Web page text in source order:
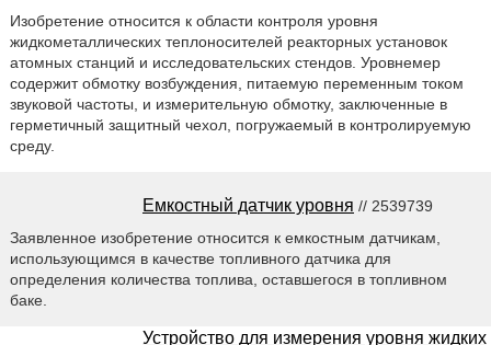
Изобретение относится к области контроля уровня
жидкометаллических теплоносителей реакторных установок
атомных станций и исследовательских стендов. Уровнемер
содержит обмотку возбуждения, питаемую переменным током
звуковой частоты, и измерительную обмотку, заключенные в
герметичный защитный чехол, погружаемый в контролируемую
среду.
Емкостный датчик уровня // 2539739
Заявленное изобретение относится к емкостным датчикам,
использующимся в качестве топливного датчика для
определения количества топлива, оставшегося в топливном
баке.
Устройство для измерения уровня жидких